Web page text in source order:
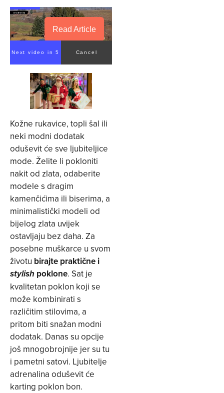
Read Article
Next video in 5 Cancel
Kožne rukavice, topli šal ili
neki modni dodatak
oduševit će sve ljubiteljice
mode. Želite li pokloniti
nakit od zlata, odaberite
modele s dragim
kamenčićima ili biserima, a
minimalistički modeli od
bijelog zlata uvijek
ostavljaju bez daha. Za
posebne muškarce u svom
životu birajte praktične i
stylish poklone. Sat je
kvalitetan poklon koji se
može kombinirati s
različitim stilovima, a
pritom biti snažan modni
dodatak. Danas su opcije
još mnogobrojnije jer su tu
i pametni satovi. Ljubitelje
adrenalina oduševit će
karting poklon bon.